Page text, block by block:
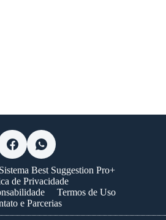
Sistema Best Suggestion Pro+
de Privacidade
Termos de Uso
e Parcerias